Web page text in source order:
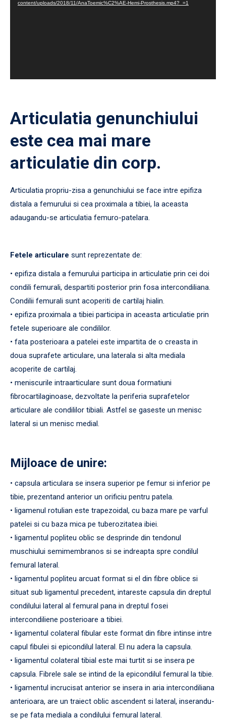
content/uploads/2018/11/AnaToemic%C2%AE-Hemi-Prosthesis.mp4?_=1
Articulatia genunchiului
este cea mai mare
articulatie din corp.
Articulatia propriu-zisa a genunchiului se face intre epifiza
distala a femurului si cea proximala a tibiei, la aceasta
adaugandu-se articulatia femuro-patelara.
Fetele articulare sunt reprezentate de:
• epifiza distala a femurului participa in articulatie prin cei doi
condili femurali, despartiti posterior prin fosa intercondiliana.
Condilii femurali sunt acoperiti de cartilaj hialin.
• epifiza proximala a tibiei participa in aceasta articulatie prin
fetele superioare ale condililor.
• fata posterioara a patelei este impartita de o creasta in
doua suprafete articulare, una laterala si alta mediala
acoperite de cartilaj.
• meniscurile intraarticulare sunt doua formatiuni
fibrocartilaginoase, dezvoltate la periferia suprafetelor
articulare ale condililor tibiali. Astfel se gaseste un menisc
lateral si un menisc medial.
Mijloace de unire:
• capsula articulara se insera superior pe femur si inferior pe
tibie, prezentand anterior un orificiu pentru patela.
• ligamenul rotulian este trapezoidal, cu baza mare pe varful
patelei si cu baza mica pe tuberozitatea ibiei.
• ligamentul popliteu oblic se desprinde din tendonul
muschiului semimembranos si se indreapta spre condilul
femural lateral.
• ligamentul popliteu arcuat format si el din fibre oblice si
situat sub ligamentul precedent, intareste capsula din dreptul
condilului lateral al femural pana in dreptul fosei
intercondiliene posterioare a tibiei.
• ligamentul colateral fibular este format din fibre intinse intre
capul fibulei si epicondilul lateral. El nu adera la capsula.
• ligamentul colateral tibial este mai turtit si se insera pe
capsula. Fibrele sale se intind de la epicondilul femural la tibie.
• ligamentul incrucisat anterior se insera in aria intercondiliana
anterioara, are un traiect oblic ascendent si lateral, inserandu-
se pe fata mediala a condilului femural lateral.